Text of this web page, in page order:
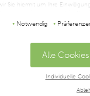
Sie hiermit um Ihre
werden, indem Sie auf die
Notwendig
Alle
Individuelle